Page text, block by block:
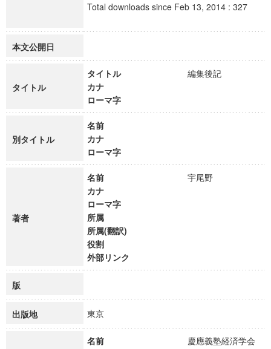
Total downloads since Feb 13, 2014 : 327
本文公開日
タイトル
タイトル
編集後記
カナ
ローマ字
別タイトル
名前
カナ
ローマ字
著者
名前
宇尾野
カナ
ローマ字
所属
所属(翻訳)
役割
外部リンク
版
出版地 東京
名前 慶應義塾経済学会